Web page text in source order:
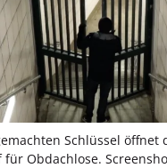
Schlüssel öffnet
Obdachlose.